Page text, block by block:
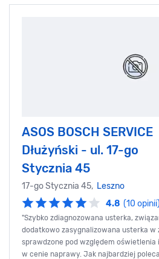
ASOS BOSCH SERVICE
Dłużyński - ul. 17-go
Stycznia 45
17-go Stycznia 45, Leszno
4.8 (10 opinii)
"Szybko zdiagnozowana usterka,
dodatkowo zasygnalizowana usterka w
sprawdzone pod względem oświetlenia
w cenie naprawy. Jak najbardziej